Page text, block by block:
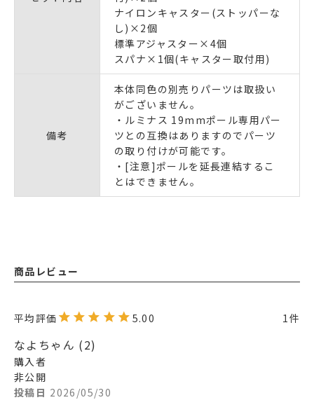
ナイロンキャスター(ストッパーな
し)×2個
標準アジャスター×4個
スパナ×1個(キャスター取付用)
備考
本体同色の別売りパーツは取扱い
がございません。
・ルミナス 19mmポール専用パー
ツとの互換はありますのでパーツ
の取り付けが可能です。
・[注意]ポールを延長連結するこ
とはできません。
商品レビュー
5.00 1
なよちゃん 2
購入者
非公開
投稿日 2026/05/30